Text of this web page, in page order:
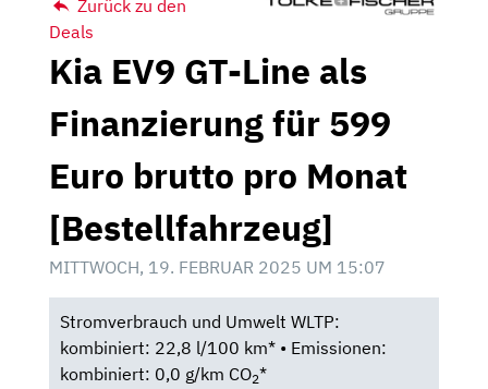
Zurück zu den
Deals
Kia EV9 GT-Line als
Finanzierung für 599
Euro brutto pro Monat
[Bestellfahrzeug]
MITTWOCH, 19. FEBRUAR 2025 UM 15:07
Stromverbrauch und Umwelt WLTP:
kombiniert: 22,8 l/100 km* • Emissionen:
kombiniert: 0,0 g/km CO2*